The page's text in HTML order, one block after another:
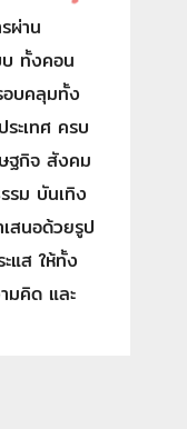
ผ่าน
ทั้งคอน
อบคลุมทั้ง
ระเทศ ครบ
ฐกิจ สังคม
รม บันเทิง
สนอด้วยรูป
แส ให้ทั้ง
มคิด และ